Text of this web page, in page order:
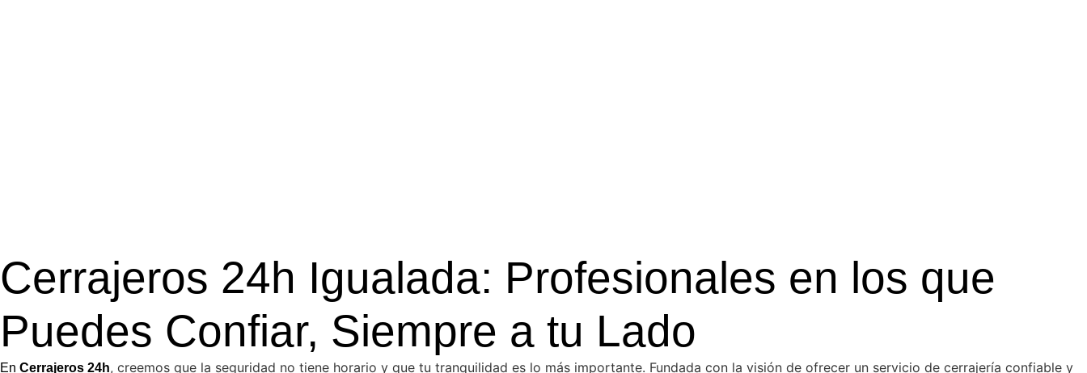
Cerrajeros 24h Igualada: Profesionales en los que
Puedes Confiar, Siempre a tu Lado
En Cerrajeros 24h, creemos que la seguridad no tiene horario y que tu tranquilidad es lo más importante. Fundada con la visión de ofrecer un servicio de cerrajería confiable y